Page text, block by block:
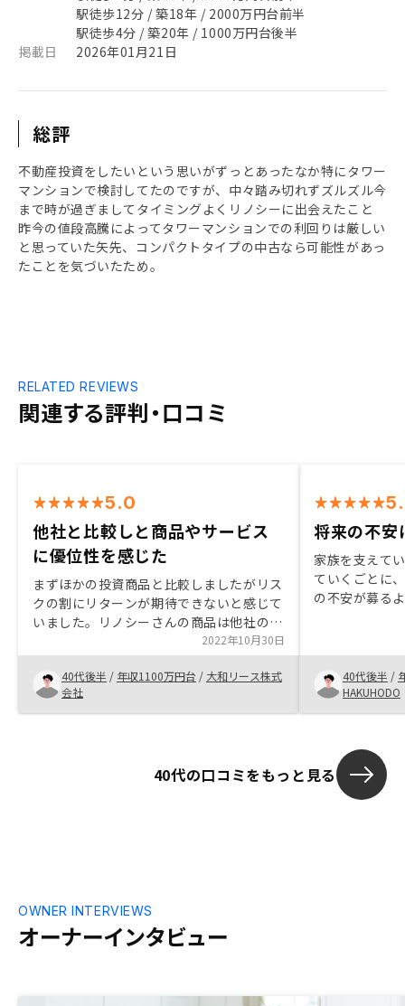
駅徒歩12分 / 築18年 / 2000万円台前半
駅徒歩4分 / 築20年 / 1000万円台後半
掲載日
2026年01月21日
総評
不動産投資をしたいという思いがずっとあったなか特にタワー
マンションで検討してたのですが、中々踏み切れずズルズル今
まで時が過ぎましてタイミングよくリノシーに出会えたこと
昨今の値段高騰によってタワーマンションでの利回りは厳しい
と思っていた矢先、コンパクトタイプの中古なら可能性があっ
たことを気づいたため。
関連する評判・口コミ
RELATED REVIEWS
5.0
他社と比較しと商品やサービス
に優位性を感じた
まずほかの投資商品と比較しましたがリス
クの割にリターンが期待できないと感じて
いました。リノシーさんの商品は他社の商
品やサービスと比較して優位性があり、ま
た担当の方の知識も豊富であり、メリット
だけでなくデメリットも丁寧に説明いただ
けたことで購入に至りました。
2022年10月30日
40代後半 / 年収1100万円台 / 大和リース株式
会社
将来の不安
家族を支えて
ていくごとに
の不安が募る
で不動産投資
信加入という
が一の時の不
も資産として
40代後半 /
HAKUHODO
40代の口コミをもっと見る
オーナーインタビュー
OWNER INTERVIEWS